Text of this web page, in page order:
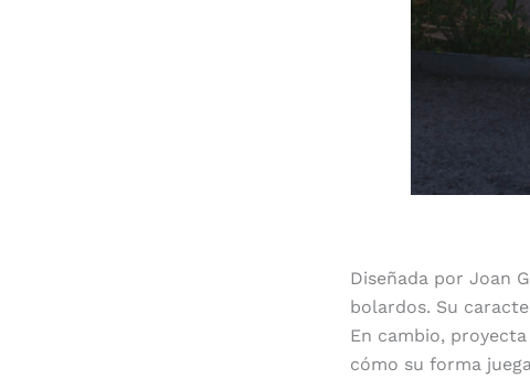
Diseñada por Joan
bolardos. Su
En cambio,
cómo su forma